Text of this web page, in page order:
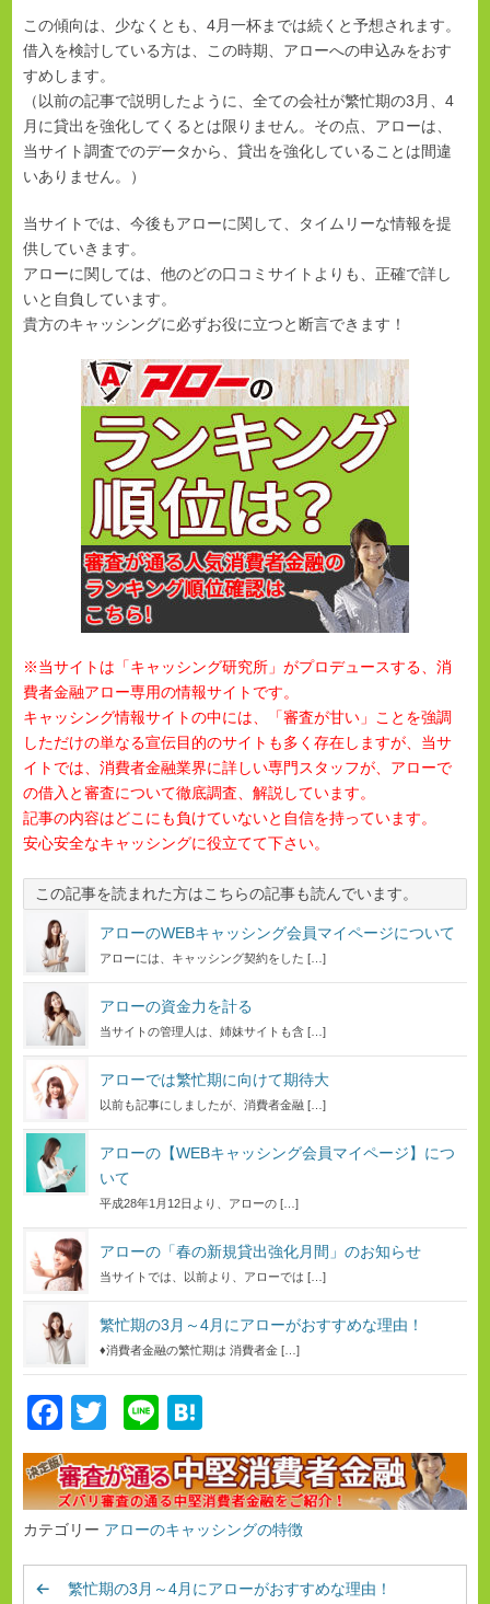
この傾向は、少なくとも、4月一杯までは続くと予想されます。
借入を検討している方は、この時期、アローへの申込みをおす
すめします。
（以前の記事で説明したように、全ての会社が繁忙期の3月、4
月に貸出を強化してくるとは限りません。その点、アローは、
当サイト調査でのデータから、貸出を強化していることは間違
いありません。）
当サイトでは、今後もアローに関して、タイムリーな情報を提
供していきます。
アローに関しては、他のどの口コミサイトよりも、正確で詳し
いと自負しています。
貴方のキャッシングに必ずお役に立つと断言できます！
※当サイトは「キャッシング研究所」がプロデュースする、消
費者金融アロー専用の情報サイトです。
キャッシング情報サイトの中には、「審査が甘い」ことを強調
しただけの単なる宣伝目的のサイトも多く存在しますが、当サ
イトでは、消費者金融業界に詳しい専門スタッフが、アローで
の借入と審査について徹底調査、解説しています。
記事の内容はどこにも負けていないと自信を持っています。
安心安全なキャッシングに役立てて下さい。
この記事を読まれた方はこちらの記事も読んでいます。
アローのWEBキャッシング会員マイページについて
アローには、キャッシング契約をした […]
アローの資金力を計る
当サイトの管理人は、姉妹サイトも含 […]
アローでは繁忙期に向けて期待大
以前も記事にしましたが、消費者金融 […]
アローの【WEBキャッシング会員マイページ】につ
いて
平成28年1月12日より、アローの […]
アローの「春の新規貸出強化月間」のお知らせ
当サイトでは、以前より、アローでは […]
繁忙期の3月～4月にアローがおすすめな理由！
♦消費者金融の繁忙期は 消費者金 […]
F
a
c
e
o
T
wi
tt
er
Li
n
e
at
e
n
カテゴリー アローのキャッシングの特徴
繁忙期の3月～4月にアローがおすすめな理由！